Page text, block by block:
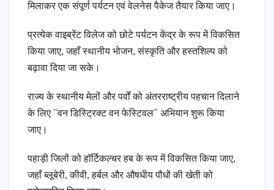
मिलाकर एक संपूर्ण पर्यटन एवं वेलनेस पैकेज तैयार किया जाए।
प्रत्येक वाइब्रेंट विलेज को छोटे पर्यटन केंद्र के रूप में विकसित
किया जाए, जहाँ स्थानीय भोजन, संस्कृति और हस्तशिल्प को
बढ़ावा दिया जा सके।
राज्य के स्थानीय मेलों और पर्वों को अंतरराष्ट्रीय पहचान दिलाने
के लिए “वन डिस्ट्रिक्ट वन फेस्टिवल” अभियान शुरू किया
जाए।
पहाड़ी जिलों को हॉर्टिकल्चर हब के रूप में विकसित किया जाए,
जहाँ ब्लूबेरी, कीवी, हर्बल और औषधीय पौधों की खेती को